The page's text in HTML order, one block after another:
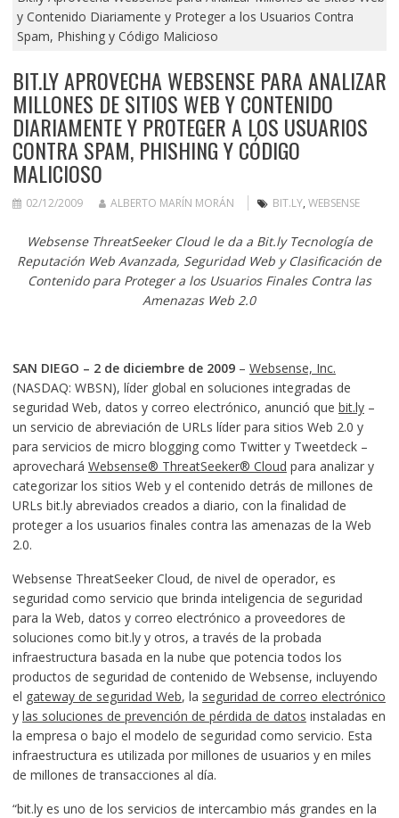
y Contenido Diariamente y Proteger a los Usuarios Contra
Spam, Phishing y Código Malicioso
BIT.LY APROVECHA WEBSENSE PARA ANALIZAR
MILLONES DE SITIOS WEB Y CONTENIDO
DIARIAMENTE Y PROTEGER A LOS USUARIOS
CONTRA SPAM, PHISHING Y CÓDIGO
MALICIOSO
02/12/2009 ALBERTO MARÍN MORÁN BIT.LY, WEBSENSE
Websense ThreatSeeker Cloud le da a Bit.ly Tecnología de
Reputación Web Avanzada, Seguridad Web y Clasificación de
Contenido para Proteger a los Usuarios Finales Contra las
Amenazas Web 2.0
SAN DIEGO – 2 de diciembre de 2009– Websense, Inc.
(NASDAQ: WBSN), líder global en soluciones integradas de
seguridad Web, datos y correo electrónico, anunció que bit.ly–
un servicio de abreviación de URLs líder para sitios Web 2.0 y
para servicios de micro blogging como Twitter y Tweetdeck –
aprovechará Websense® ThreatSeeker® Cloud para analizar y
categorizar los sitios Web y el contenido detrás de millones de
URLs bit.ly abreviados creados a diario, con la finalidad de
proteger a los usuarios finales contra las amenazas de la Web
2.0.
Websense ThreatSeeker Cloud, de nivel de operador, es
seguridad como servicio que brinda inteligencia de seguridad
para la Web, datos y correo electrónico a proveedores de
soluciones como bit.ly y otros, a través de la probada
infraestructura basada en la nube que potencia todos los
productos de seguridad de contenido de Websense, incluyendo
el gateway de seguridad Web, la seguridad de correo electrónico
y las soluciones de prevención de pérdida de datos instaladas en
la empresa o bajo el modelo de seguridad como servicio. Esta
infraestructura es utilizada por millones de usuarios y en miles
de millones de transacciones al día.
“bit.ly es uno de los servicios de intercambio más grandes en la